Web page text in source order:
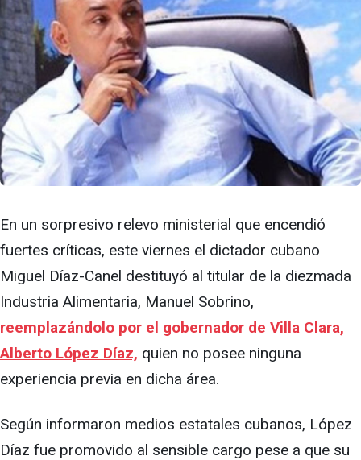
En un sorpresivo relevo ministerial que encendió
fuertes críticas, este viernes el dictador cubano
Miguel Díaz-Canel destituyó al titular de la diezmada
Industria Alimentaria, Manuel Sobrino,
reemplazándolo por el gobernador de Villa Clara,
Alberto López Díaz, quien no posee ninguna
experiencia previa en dicha área.
Según informaron medios estatales cubanos, López
Díaz fue promovido al sensible cargo pese a que su